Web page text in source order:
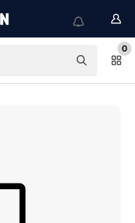
0